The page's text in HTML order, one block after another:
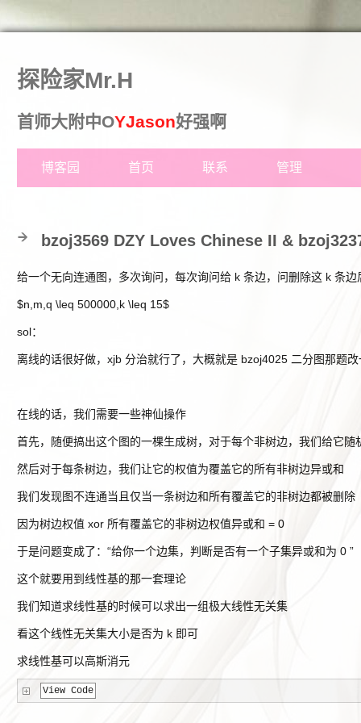
探险家Mr.H
首师大附中OYJason好强啊
博客园 首页 联系 管理
bzoj3569 DZY Loves Chinese II &
给一个无向连通图，多次询问，每次询问给 k 条边，问删除这 k 条
$n,m,q \leq 500000,k \leq 15$
sol：
离线的话很好做，xjb 分治就行了，大概就是 bzoj4025 二分图那题
在线的话，我们需要一些神仙操作
首先，随便搞出这个图的一棵生成树，对于每个非树边，我们给它随
然后对于每条树边，我们让它的权值为覆盖它的所有非树边异或和
我们发现图不连通当且仅当一条树边和所有覆盖它的非树边都被删除
因为树边权值 xor 所有覆盖它的非树边权值异或和 = 0
于是问题变成了：“给你一个边集，判断是否有一个子集异或和为 0 ”
这个就要用到线性基的那一套理论
我们知道求线性基的时候可以求出一组极大线性无关集
看这个线性无关集大小是否为 k 即可
求线性基可以高斯消元
View Code